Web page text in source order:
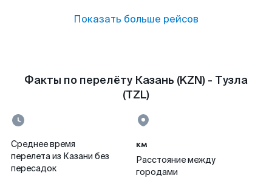
Показать больше рейсов
Факты по перелёту Казань (KZN) - Тузла
(TZL)
Среднее время
перелета из Казани без
пересадок
км
Расстояние между
городами